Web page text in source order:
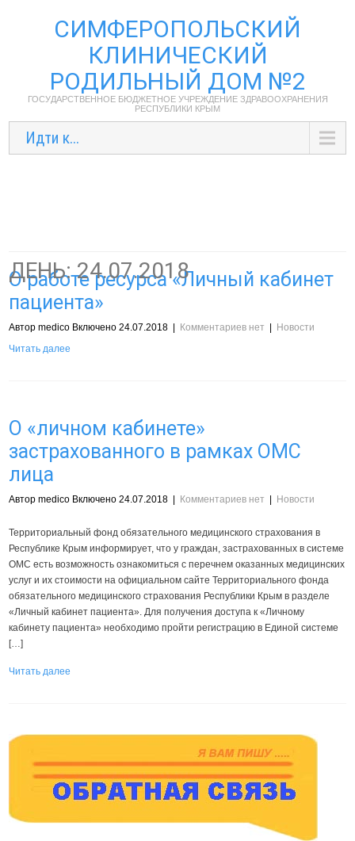
СИМФЕРОПОЛЬСКИЙ
КЛИНИЧЕСКИЙ
РОДИЛЬНЫЙ ДОМ №2
ГОСУДАРСТВЕННОЕ БЮДЖЕТНОЕ УЧРЕЖДЕНИЕ ЗДРАВООХРАНЕНИЯ
РЕСПУБЛИКИ КРЫМ
Идти к...
ДЕНЬ:24.07.2018
О работе ресурса «Личный кабинет
пациента»
Автор medico Включено 24.07.2018 Комментариев нет
Новости
Читать далее
О «личном кабинете»
застрахованного в рамках ОМС
лица
Автор medico Включено 24.07.2018 Комментариев нет Новости
Территориальный фонд обязательного медицинского страхования в
Республике Крым информирует, что у граждан, застрахованных в системе
ОМС есть возможность ознакомиться с перечнем оказанных медицинских
услуг и их стоимости на официальном сайте Территориального фонда
обязательного медицинского страхования Республики Крым в разделе
«Личный кабинет пациента». Для получения доступа к «Личному
кабинету пациента» необходимо пройти регистрацию в Единой системе
[…]
Читать далее